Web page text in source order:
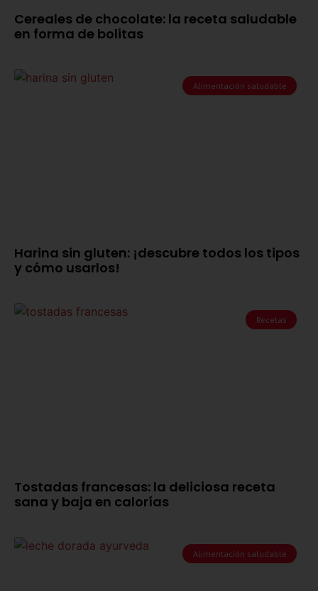
Cereales de chocolate: la receta saludable
en forma de bolitas
Alimentación saludable
Harina sin gluten: ¡descubre todos los tipos
y cómo usarlos!
Recetas
Tostadas francesas: la deliciosa receta
sana y baja en calorías
Alimentación saludable